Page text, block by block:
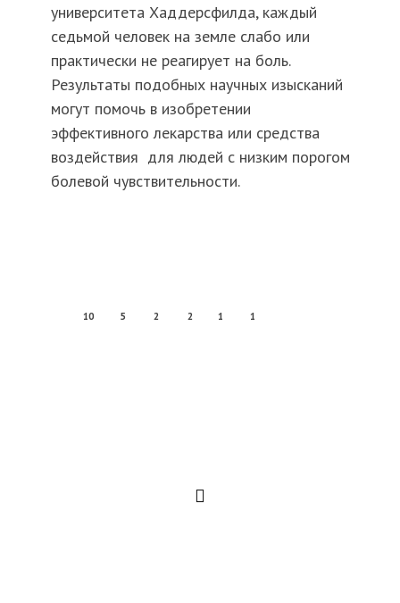
университета Хаддерсфилда, каждый
седьмой человек на земле слабо или
практически не реагирует на боль.
Результаты подобных научных изысканий
могут помочь в изобретении
эффективного лекарства или средства
воздействия для людей с низким порогом
болевой чувствительности.
10 5 2 2 1 1